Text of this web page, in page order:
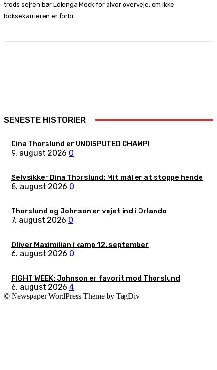
trods sejren bør Lolenga Mock for alvor overveje, om ikke
boksekarrieren er forbi.
SENESTE HISTORIER
Dina Thorslund er UNDISPUTED CHAMP!
9. august 2026 0
Selvsikker Dina Thorslund: Mit mål er at stoppe hende
8. august 2026 0
Thorslund og Johnson er vejet ind i Orlando
7. august 2026 0
Oliver Maximilian i kamp 12. september
6. august 2026 0
FIGHT WEEK: Johnson er favorit mod Thorslund
6. august 2026 4
© Newspaper WordPress Theme by TagDiv